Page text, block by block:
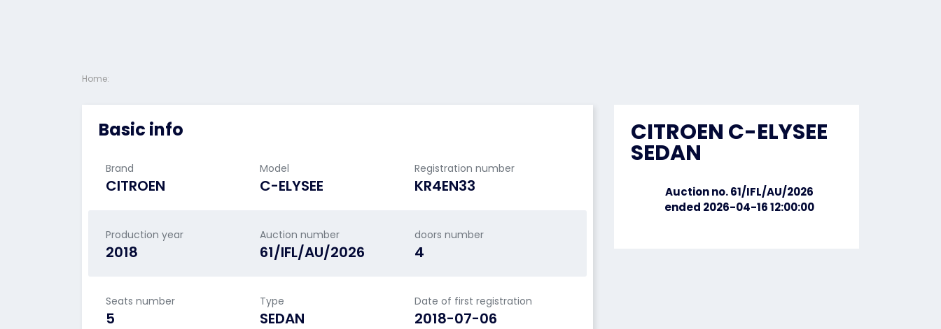
Home:
Basic info
Brand
CITROEN
Model
C-ELYSEE
Registration number
KR4EN33
Production year
2018
Auction number
61/IFL/AU/2026
doors number
4
Seats number
5
Type
SEDAN
Date of first registration
2018-07-06
CITROEN C-ELYSEE
SEDAN
Auction no. 61/IFL/AU/2026
ended 2026-04-16 12:00:00